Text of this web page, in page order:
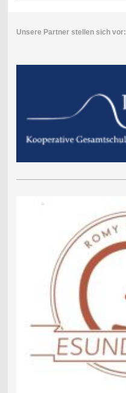
Unsere Partner stellen sich vor: